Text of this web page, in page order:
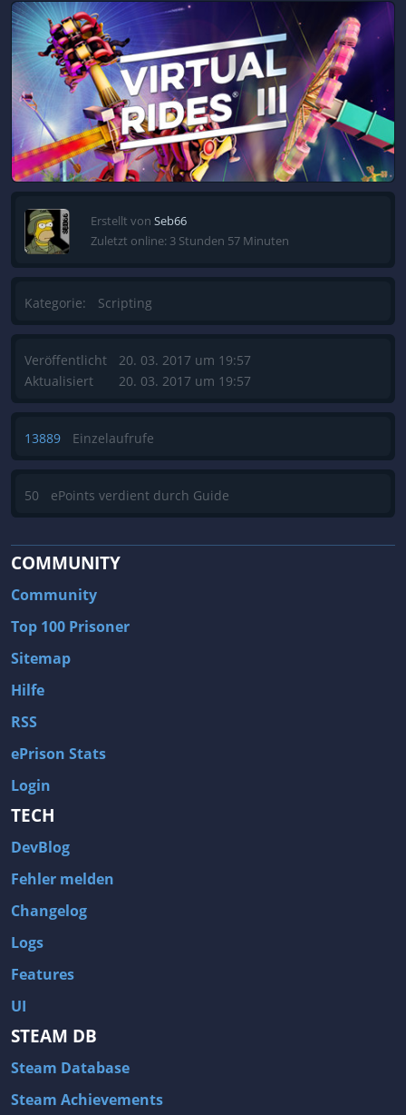
Erstellt von Seb66
Zuletzt online: 3 Stunden 57 Minuten
Kategorie: Scripting
Veröffentlicht
Aktualisiert
20. 03. 2017 um 19:57
20. 03. 2017 um 19:57
13889 Einzelaufrufe
50 ePoints verdient durch Guide
COMMUNITY
Community
Top 100 Prisoner
Sitemap
Hilfe
RSS
ePrison Stats
Login
TECH
DevBlog
Fehler melden
Changelog
Logs
Features
UI
STEAM DB
Steam Database
Steam Achievements